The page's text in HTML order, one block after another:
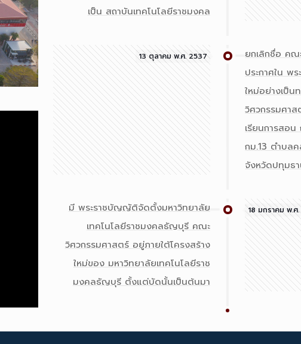
เป็น สถาบันเทคโนโลยีราชมงคล
13 ตุลาคม พ.ศ. 2537
ยกเลิกชื่อ คณ
ประกาศใน พร
ใหม่อย่างเป็น
วิศวกรรมศา
เรียนการสอ
กม.13 ตำบล
จังหวัดปทุมธ
18 มกราคม พ.ศ
มี พระราชบัญญัติจัดตั้งมหาวิทยาลัย
เทคโนโลยีราชมงคลธัญบุรี คณะ
วิศวกรรมศาสตร์ อยู่ภายใต้โครงสร้าง
ใหม่ของ มหาวิทยาลัยเทคโนโลยีราช
มงคลธัญบุรี ตั้งแต่บัดนั้นเป็นต้นมา